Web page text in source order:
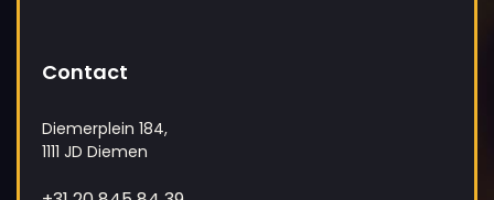
Contact
Diemerplein 184,
1111 JD Diemen